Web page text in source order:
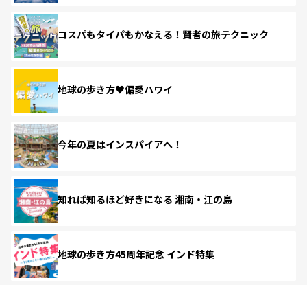
コスパもタイパもかなえる！賢者の旅テクニック
地球の歩き方♥偏愛ハワイ
今年の夏はインスパイアへ！
知れば知るほど好きになる 湘南・江の島
地球の歩き方45周年記念 インド特集